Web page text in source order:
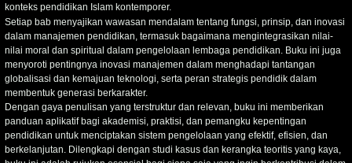
konteks pendidikan Islam kontemporer.
Setiap bab menyajikan wawasan mendalam tentang fungsi, prinsip, dan inovasi
dalam manajemen pendidikan, termasuk bagaimana mengintegrasikan nilai-
nilai moral dan spiritual dalam pengelolaan lembaga pendidikan. Buku ini juga
menyoroti pentingnya inovasi manajemen dalam menghadapi tantangan
globalisasi dan kemajuan teknologi, serta peran strategis pendidik dalam
membentuk generasi berkarakter.
Dengan gaya penulisan yang terstruktur dan relevan, buku ini memberikan
panduan aplikatif bagi akademisi, praktisi, dan pemangku kepentingan
pendidikan untuk menciptakan sistem pengelolaan yang efektif, efisien, dan
berkelanjutan. Dilengkapi dengan studi kasus dan kerangka teoritis yang kaya,